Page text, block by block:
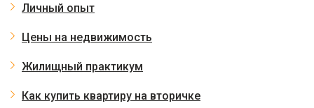
Личный опыт
Цены на недвижимость
Жилищный практикум
Как купить квартиру на вторичке